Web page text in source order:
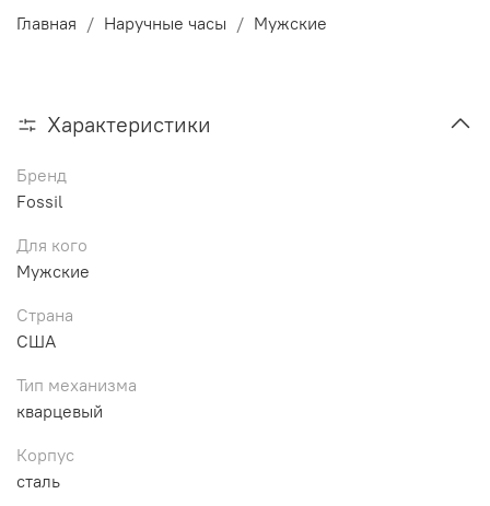
Главная Наручные часы Мужские
Характеристики
Бренд
Fossil
Для кого
Мужские
Страна
США
Тип механизма
кварцевый
Корпус
сталь